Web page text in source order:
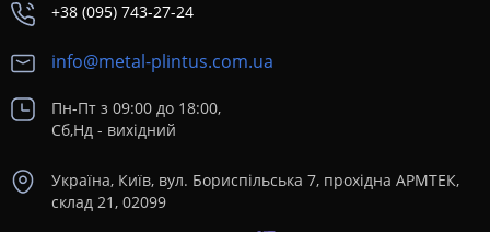
+38 (095) 743-27-24
info@metal-plintus.com.ua
Пн-Пт з 09:00 до 18:00,
Сб,Нд - вихідний
Україна, Київ, вул. Бориспільська 7, прохідна АРМТЕК,
склад 21, 02099